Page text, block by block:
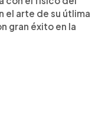
el arte de su útlima
gran éxito en la